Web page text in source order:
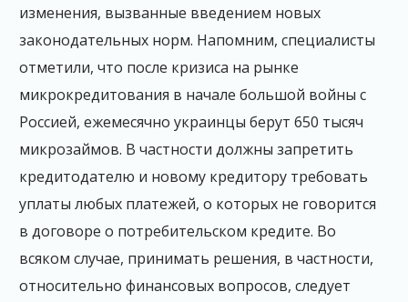
изменения, вызванные введением новых
законодательных норм. Напомним, специалисты
отметили, что после кризиса на рынке
микрокредитования в начале большой войны с
Россией, ежемесячно украинцы берут 650 тысяч
микрозаймов. В частности должны запретить
кредитодателю и новому кредитору требовать
уплаты любых платежей, о которых не говорится
в договоре о потребительском кредите. Во
всяком случае, принимать решения, в частности,
относительно финансовых вопросов, следует